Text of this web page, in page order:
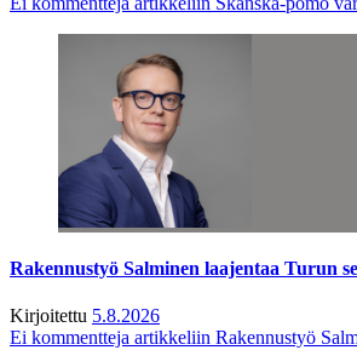
Rakennustyö Salminen laajentaa Turun
Kirjoitettu 5.8.2026
Ei kommentteja artikkeliin Rakennustyö